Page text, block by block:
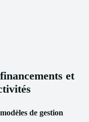
et
de gestion